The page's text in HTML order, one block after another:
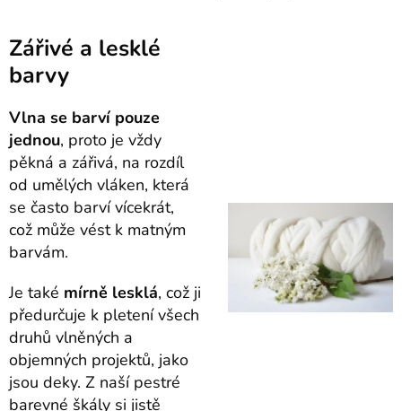
Zářivé a lesklé
barvy
Vlna se barví pouze
jednou, proto je vždy
pěkná a zářivá, na rozdíl
od umělých vláken, která
se často barví vícekrát,
což může vést k matným
barvám.
Je také mírně lesklá, což ji
předurčuje k pletení všech
druhů vlněných a
objemných projektů, jako
jsou deky. Z naší pestré
barevné škály si jistě